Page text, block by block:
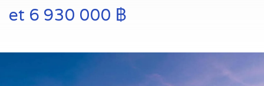
et 6 930 000 ฿